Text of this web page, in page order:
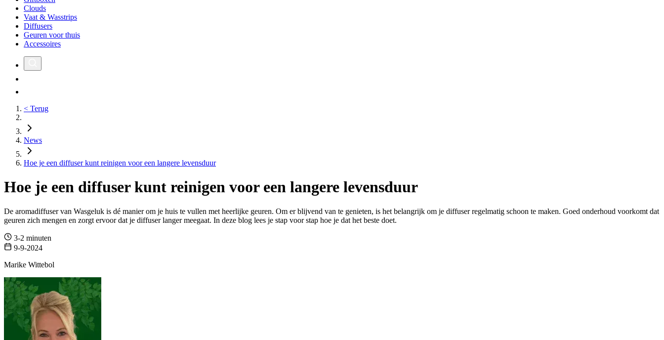
Clouds
Vaat & Wasstrips
Diffusers
Geuren voor thuis
Accessoires
< Terug
News
Hoe je een diffuser kunt reinigen voor een langere levensduur
Hoe je een diffuser kunt reinigen voor een langere levensduur
De aromadiffuser van Wasgeluk is dé manier om je huis te vullen met heerlijke geuren. Om er blijvend van te genieten, is het belangrijk om je diffuser regelmatig schoon te maken. Goed onderhoud voorkomt dat
geuren zich mengen en zorgt ervoor dat je diffuser langer meegaat. In deze blog lees je stap voor stap hoe je dat het beste doet.
3-2 minuten
9-9-2024
Marike Wittebol